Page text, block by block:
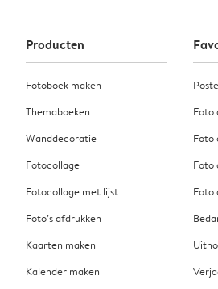
Producten
Fotoboek maken
Themaboeken
Wanddecoratie
Fotocollage
Fotocollage met lijst
Foto’s afdrukken
Kaarten maken
Kalender maken
Foto
Foto
Foto
Foto